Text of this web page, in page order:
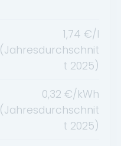
1,74 €/l
(Jahresdurchschnit
t 2025)
0,32 €/kWh
(Jahresdurchschnit
t 2025)